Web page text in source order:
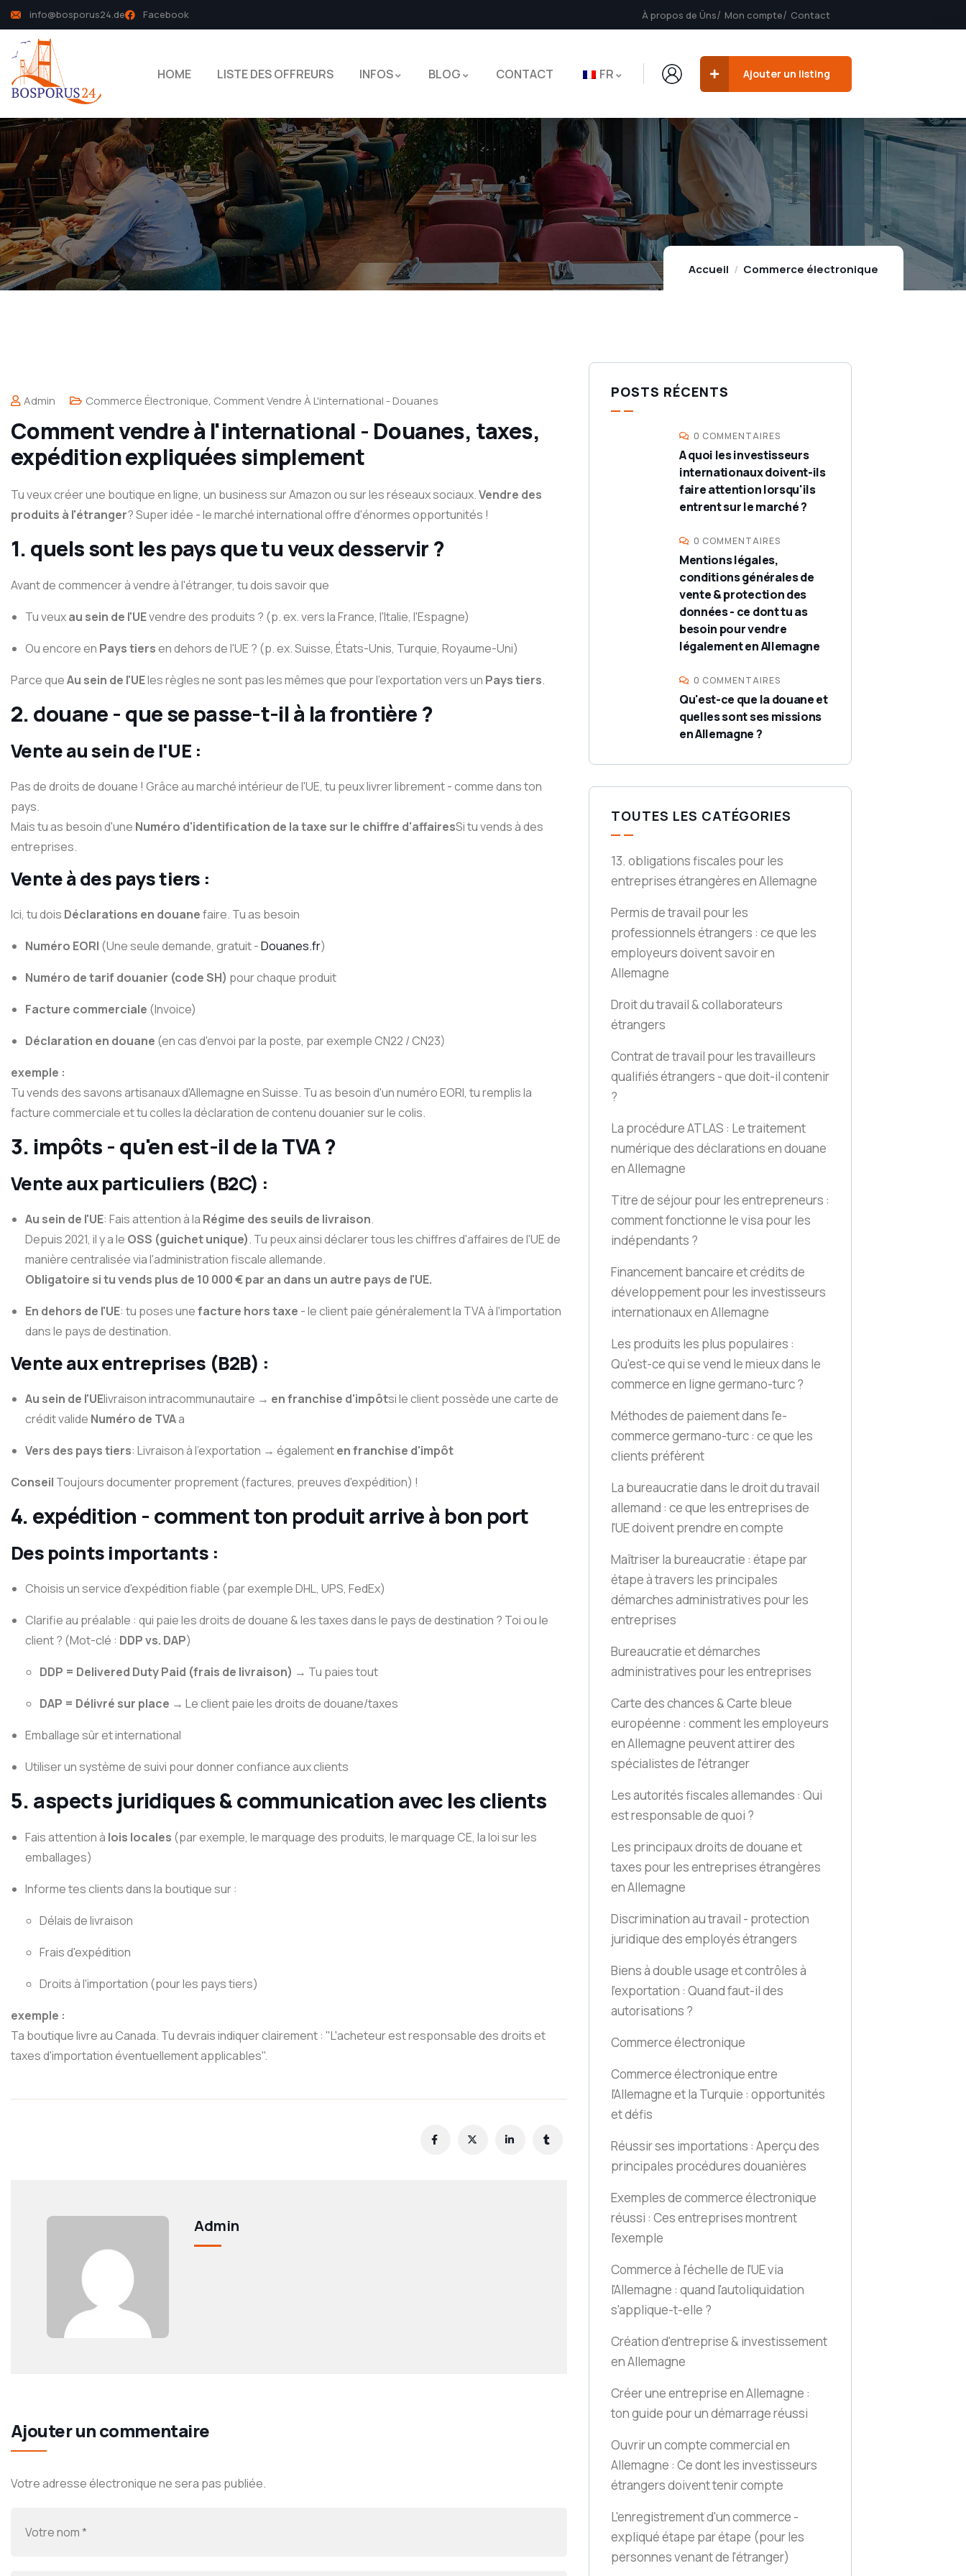
info@bosporus24.de Facebook À propos de Üns Mon compte Contact
HOME LISTE DES OFFREURS INFOS BLOG CONTACT FR Ajouter un listing
Accueil Commerce électronique
Admin Commerce Électronique, Comment Vendre À L'international - Douanes
Comment vendre à l'international - Douanes, taxes,
expédition expliquées simplement
Tu veux créer une boutique en ligne, un business sur Amazon ou sur les réseaux sociaux.Vendre des
produits à l'étranger? Super idée - le marché international offre d'énormes opportunités !
1. quels sont les pays que tu veux desservir ?
Avant de commencer à vendre à l'étranger, tu dois savoir que
Tu veuxau sein de l'UEvendre des produits ? (p. ex. vers la France, l'Italie, l'Espagne)
Ou encore en Pays tiersen dehors de l'UE ? (p. ex. Suisse, États-Unis, Turquie, Royaume-Uni)
Parce queAu sein de l'UEles règles ne sont pas les mêmes que pour l'exportation vers un Pays tiers.
2. douane - que se passe-t-il à la frontière ?
Vente au sein de l'UE :
Pas de droits de douane ! Grâce au marché intérieur de l'UE, tu peux livrer librement - comme dans ton
pays.
Mais tu as besoin d'une Numéro d'identification de la taxe sur le chiffre d'affairesSi tu vends à des
entreprises.
Vente à des pays tiers :
Ici, tu dois Déclarations en douanefaire. Tu as besoin
Numéro EORI (Une seule demande, gratuit -Douanes.fr)
Numéro de tarif douanier (code SH) pour chaque produit
Facture commerciale (Invoice)
Déclaration en douane (en cas d'envoi par la poste, par exemple CN22 / CN23)
exemple :
Tu vends des savons artisanaux d'Allemagne en Suisse. Tu as besoin d'un numéro EORI, tu remplis la
facture commerciale et tu colles la déclaration de contenu douanier sur le colis.
3. impôts - qu'en est-il de la TVA ?
Vente aux particuliers (B2C) :
Au sein de l'UE: Fais attention à la Régime des seuils de livraison.
Depuis 2021, il y a le OSS (guichet unique). Tu peux ainsi déclarer tous les chiffres d'affaires de l'UE de
manière centralisée via l'administration fiscale allemande.
Obligatoire si tu vends plus de 10 000 € par an dans un autre pays de l'UE.
En dehors de l'UE: tu poses unefacture hors taxe - le client paie généralement la TVA à l'importation
dans le pays de destination.
Vente aux entreprises (B2B) :
Au sein de l'UElivraison intracommunautaire → en franchise d'impôtsi le client possède une carte de
crédit valide Numéro de TVAa
Vers des pays tiers: Livraison à l'exportation → égalementen franchise d'impôt
Conseil Toujours documenter proprement (factures, preuves d'expédition) !
4. expédition - comment ton produit arrive à bon port
Des points importants :
Choisis un service d'expédition fiable (par exemple DHL, UPS, FedEx)
Clarifie au préalable : qui paie les droits de douane & les taxes dans le pays de destination ? Toi ou le
client ? (Mot-clé : DDP vs. DAP)
DDP = Delivered Duty Paid (frais de livraison) → Tu paies tout
DAP = Délivré sur place → Le client paie les droits de douane/taxes
Emballage sûr et international
Utiliser un système de suivi pour donner confiance aux clients
5. aspects juridiques & communication avec les clients
Fais attention à lois locales (par exemple, le marquage des produits, le marquage CE, la loi sur les
emballages)
Informe tes clients dans la boutique sur :
Délais de livraison
Frais d'expédition
Droits à l'importation (pour les pays tiers)
exemple :
Ta boutique livre au Canada. Tu devrais indiquer clairement : "L'acheteur est responsable des droits et
taxes d'importation éventuellement applicables".
Admin
Ajouter un commentaire
Votre adresse électronique ne sera pas publiée.
POSTS RÉCENTS
0 COMMENTAIRES
A quoi les investisseurs
internationaux doivent-ils
faire attention lorsqu'ils
entrent sur le marché ?
0 COMMENTAIRES
Mentions légales,
conditions générales de
vente & protection des
données - ce dont tu as
besoin pour vendre
légalement en Allemagne
0 COMMENTAIRES
Qu'est-ce que la douane et
quelles sont ses missions
en Allemagne ?
TOUTES LES CATÉGORIES
13. obligations fiscales pour les
entreprises étrangères en Allemagne
Permis de travail pour les
professionnels étrangers : ce que les
employeurs doivent savoir en
Allemagne
Droit du travail & collaborateurs
étrangers
Contrat de travail pour les travailleurs
qualifiés étrangers - que doit-il contenir
?
La procédure ATLAS : Le traitement
numérique des déclarations en douane
en Allemagne
Titre de séjour pour les entrepreneurs :
comment fonctionne le visa pour les
indépendants ?
Financement bancaire et crédits de
développement pour les investisseurs
internationaux en Allemagne
Les produits les plus populaires :
Qu'est-ce qui se vend le mieux dans le
commerce en ligne germano-turc ?
Méthodes de paiement dans l'e-
commerce germano-turc : ce que les
clients préfèrent
La bureaucratie dans le droit du travail
allemand : ce que les entreprises de
l'UE doivent prendre en compte
Maîtriser la bureaucratie : étape par
étape à travers les principales
démarches administratives pour les
entreprises
Bureaucratie et démarches
administratives pour les entreprises
Carte des chances & Carte bleue
européenne : comment les employeurs
en Allemagne peuvent attirer des
spécialistes de l'étranger
Les autorités fiscales allemandes : Qui
est responsable de quoi ?
Les principaux droits de douane et
taxes pour les entreprises étrangères
en Allemagne
Discrimination au travail - protection
juridique des employés étrangers
Biens à double usage et contrôles à
l'exportation : Quand faut-il des
autorisations ?
Commerce électronique
Commerce électronique entre
l'Allemagne et la Turquie : opportunités
et défis
Réussir ses importations : Aperçu des
principales procédures douanières
Exemples de commerce électronique
réussi : Ces entreprises montrent
l'exemple
Commerce à l'échelle de l'UE via
l'Allemagne : quand l'autoliquidation
s'applique-t-elle ?
Création d'entreprise & investissement
en Allemagne
Créer une entreprise en Allemagne :
ton guide pour un démarrage réussi
Ouvrir un compte commercial en
Allemagne : Ce dont les investisseurs
étrangers doivent tenir compte
L'enregistrement d'un commerce -
expliqué étape par étape (pour les
personnes venant de l'étranger)